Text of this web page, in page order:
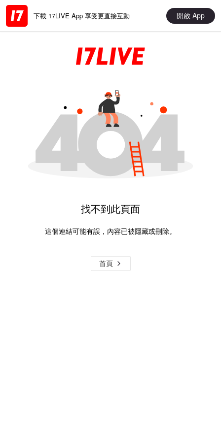
下載 17LIVE App 享受更直接互動 開啟 App
找不到此頁面
這個連結可能有誤，內容已被隱藏或刪除。
首頁